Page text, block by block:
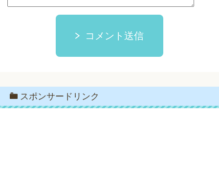
コメント送信
スポンサードリンク